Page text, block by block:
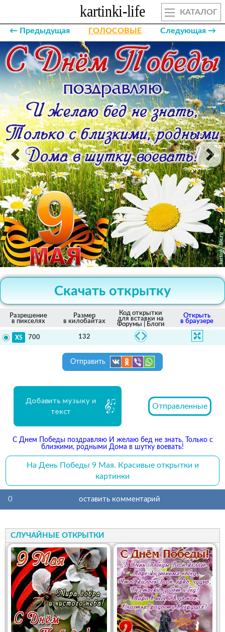
КАТАЛОГ
← Предыдущая ГОЛОСОВЫЕ Следующая →
Скачать открытку
Разрешение
в пикселях
Размер
в килобайтах
Код открытки
для вставки на
Форумы | Блоги
Открыть
в браузере
700 132
Отправить
Добавить музыку и
текст
Отправленные
С Днем Победы поздравляю И желаю бед не знать, Только с
близкими, родными Дома в шутку воевать!
На День Победы 9 Мая. Красивые открытки и
картинки
0 оставить комментарий
СЛУЧАЙНЫЕ ОТКРЫТКИ